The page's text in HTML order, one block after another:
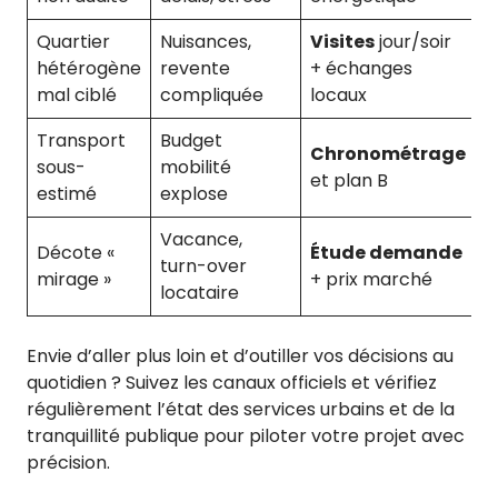
Quartier
hétérogène
mal ciblé
Nuisances,
revente
compliquée
Visitesjour/soir
+ échanges
locaux
Transport
sous-
estimé
Budget
mobilité
explose
Chronométrage
et plan B
Décote «
mirage »
Vacance,
turn-over
locataire
Étude demande
+ prix marché
Envie d’aller plus loin et d’outiller vos décisions au
quotidien ? Suivez les canaux officiels et vérifiez
régulièrement l’état des services urbains et de la
tranquillité publique pour piloter votre projet avec
précision.